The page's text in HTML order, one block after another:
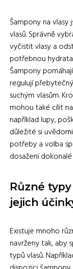
Šampony na vlasy
vlasů. Správně
vyčistit vlasy a
potřebnou
Šampony
regulují
suchým vlasům.
mohou také cílit
například lupy,
důležité si
potřeby a volba
dosažení dokonalé
Různé
jejich
Existuje mnoho
navrženy tak, aby
typů vlasů.